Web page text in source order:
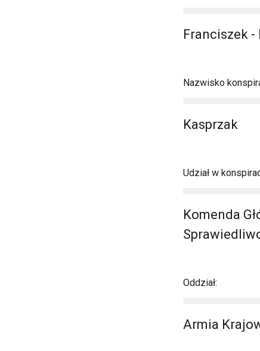
Franciszek -
Nazwisko
Kasprzak
Udział w
Komenda
Oddział:
Armia